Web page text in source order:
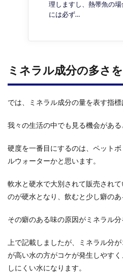
理しますし、熱帯魚の
には必ず…
ミネラル成分の多さ
では、ミネラル成分の量を表す指
我々の生活の中でも見る機会がある
硬度を一番目にするのは、ペット
ルウォーターかと思います。
軟水と硬水で大別されて販売され
のが硬水となり、飲むと少し癖のあ
その癖のある味の原因がミネラル分
上で記載しましたが、ミネラル分
が高い水の方がコケが発生しやす
しにくい水になります。